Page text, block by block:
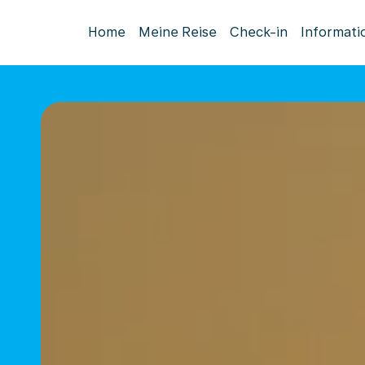
Home Meine Reise Check-in